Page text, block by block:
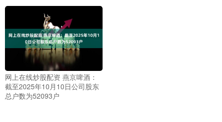
网上在线炒股配资 燕京啤酒：
截至2025年10月10日公司股东
总户数为52093户